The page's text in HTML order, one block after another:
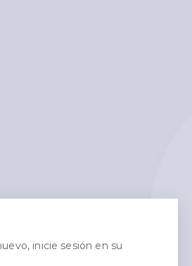
inicie sesión en su